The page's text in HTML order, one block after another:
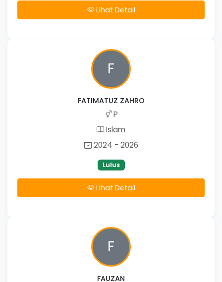
Lihat Detail
F
FATIMATUZ ZAHRO
P
Islam
2024 - 2026
Lulus
Lihat Detail
F
FAUZAN